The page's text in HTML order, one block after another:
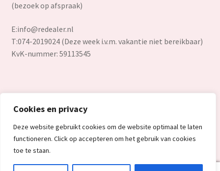
Cookies en privacy
Deze website gebruikt cookies om de website optimaal te laten
functioneren. Click op accepteren om het gebruik van cookies
toe te staan.
(bezoek op afspraak)
E:info@redealer.nl
T:074-2019024 (Deze week i.v.m. vakantie niet bereikbaar)
KvK-nummer: 59113545
© Redealer.nl | Gecontroleerde retourproducten en nieuwe
overstockproducten tegen een onverslaanbare lage prijs.
2026